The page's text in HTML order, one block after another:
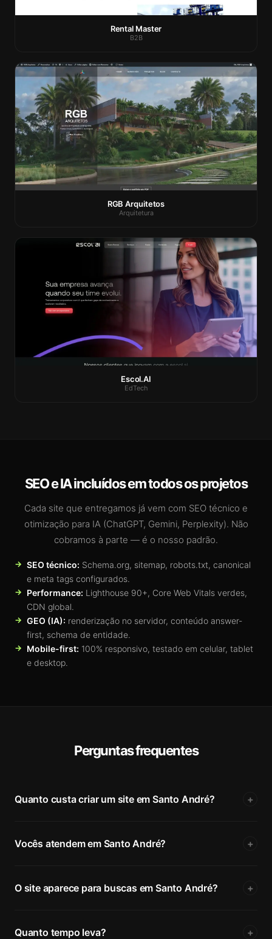
Rental Master
B2B
RGB Arquitetos
Arquitetura
Escol.AI
EdTech
SEO e IA incluídos em todos os projetos
Cada site que entregamos já vem com SEO técnico e
otimização para IA (ChatGPT, Gemini, Perplexity). Não
cobramos à parte — é o nosso padrão.
SEO técnico: Schema.org, sitemap, robots.txt, canonical
e meta tags configurados.
Performance: Lighthouse 90+, Core Web Vitals verdes,
CDN global.
GEO (IA): renderização no servidor, conteúdo answer-
first, schema de entidade.
Mobile-first: 100% responsivo, testado em celular, tablet
e desktop.
Perguntas frequentes
Quanto custa criar um site em Santo André? +
Vocês atendem em Santo André? +
O site aparece para buscas em Santo André? +
Quanto tempo leva? +